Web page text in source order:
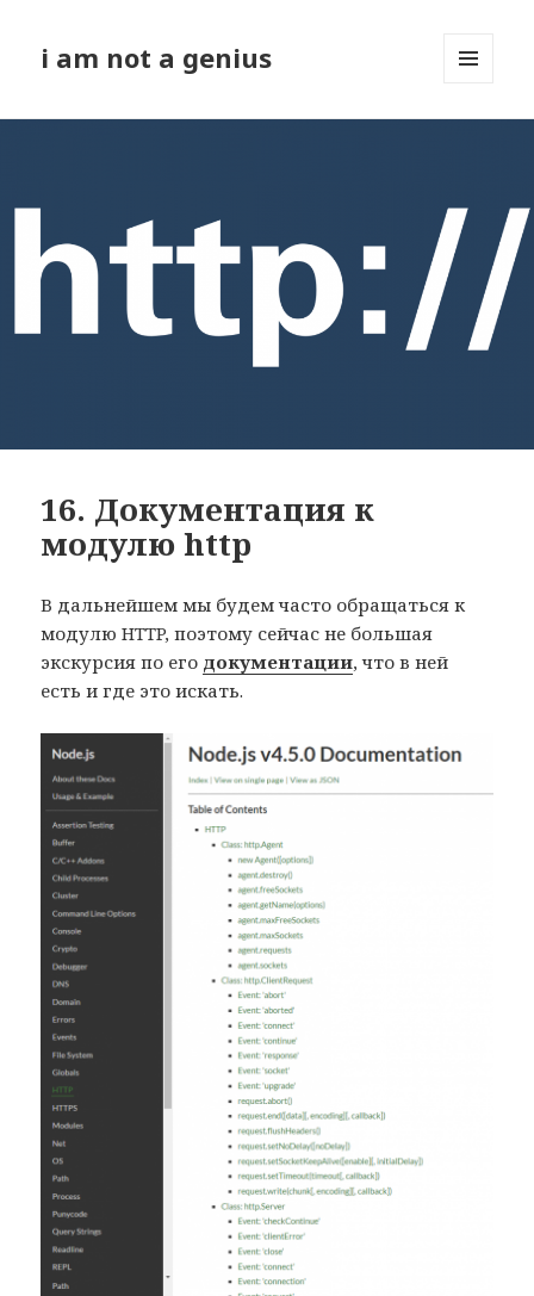
i am not a genius
16. Документация к
модулю http
В дальнейшем мы будем часто обращаться к
модулю HTTP, поэтому сейчас не большая
экскурсия по его документации, что в ней
есть и где это искать.